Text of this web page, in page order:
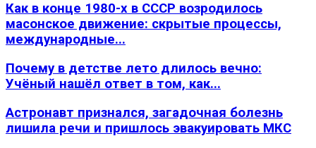
Как в конце 1980-х в СССР возродилось
масонское движение: скрытые процессы,
международные...
Почему в детстве лето длилось вечно:
Учёный нашёл ответ в том, как...
Астронавт признался, загадочная болезнь
лишила речи и пришлось эвакуировать МКС